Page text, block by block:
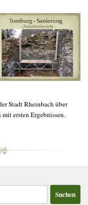
Stadt Rheinbach über
ersten Ergebnissen.